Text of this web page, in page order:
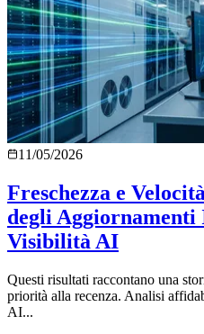
11/05/2026
Freschezza e
degli Aggiornamenti
Visibilità AI
Questi risultati raccontano una
priorità alla recenza. Analisi
AI...